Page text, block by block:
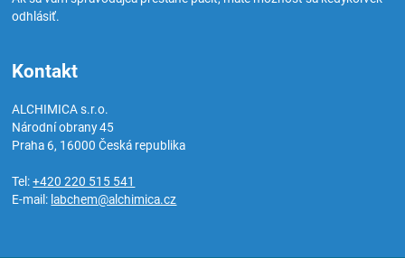
odhlásiť.
Kontakt
ALCHIMICA s.r.o.
Národní obrany 45
Praha 6, 16000Česká republika
Tel:+420 220 515 541
E-mail: labchem@alchimica.cz